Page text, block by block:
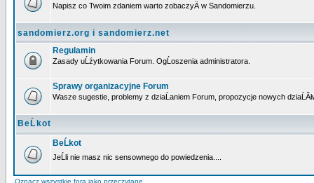
Napisz co Twoim zdaniem warto zobaczyÄ w Sandomierzu.
sandomierz.org i sandomierz.net
Regulamin
Zasady uĹźytkowania Forum. OgĹoszenia administratora.
Sprawy organizacyjne Forum
Wasze sugestie, problemy z dziaĹaniem Forum, propozycje nowych
BeĹkot
BeĹkot
JeĹli nie masz nic sensownego do powiedzenia....
Oznacz wszystkie fora jako przeczytane